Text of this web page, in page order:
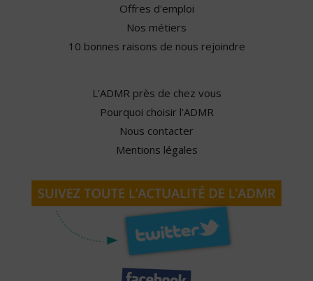
Offres d'emploi
Nos métiers
10 bonnes raisons de nous rejoindre
L'ADMR près de chez vous
Pourquoi choisir l'ADMR
Nous contacter
Mentions légales